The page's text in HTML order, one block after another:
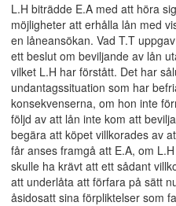
L.H biträdde E.A med att höra
möjligheter att erhålla lån med
en låneansökan. Vad T.T
ett beslut om beviljande av lån
vilket L.H har förstått. Det har
undantagssituation som har
konsekvenserna, om hon inte
följd av att lån inte kom att
begära att köpet villkorades av
får anses framgå att E.A, om
skulle ha krävt att ett sådant
att underlåta att förfara på sätt
åsidosatt sina förpliktelser som